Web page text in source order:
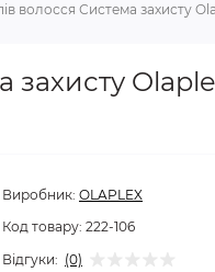
волосся Система
захисту
Виробник: OLAPLEX
Код товару: 222-106
Відгуки: (0)